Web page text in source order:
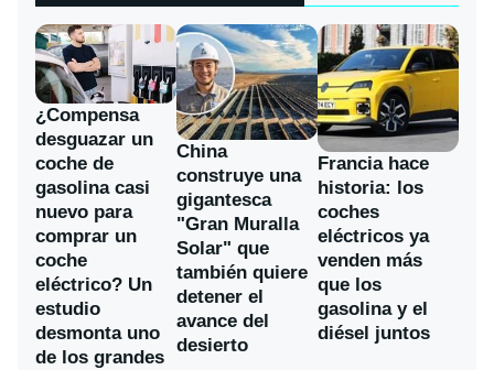
¿Compensa
desguazar un
coche de
gasolina casi
nuevo para
comprar un
coche
eléctrico? Un
estudio
desmonta uno
de los grandes
China
construye una
gigantesca
"Gran Muralla
Solar" que
también quiere
detener el
avance del
desierto
Francia hace
historia: los
coches
eléctricos ya
venden más
que los
gasolina y el
diésel juntos